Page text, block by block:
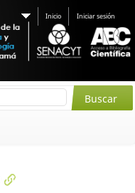
Inicio Iniciar sesión